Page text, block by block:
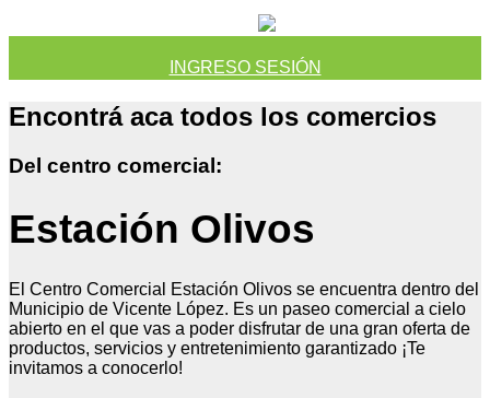
INGRESO SESIÓN
Encontrá aca todos los comercios
Del centro comercial:
Estación Olivos
El Centro Comercial Estación Olivos se encuentra dentro del
Municipio de Vicente López. Es un paseo comercial a cielo
abierto en el que vas a poder disfrutar de una gran oferta de
productos, servicios y entretenimiento garantizado ¡Te
invitamos a conocerlo!